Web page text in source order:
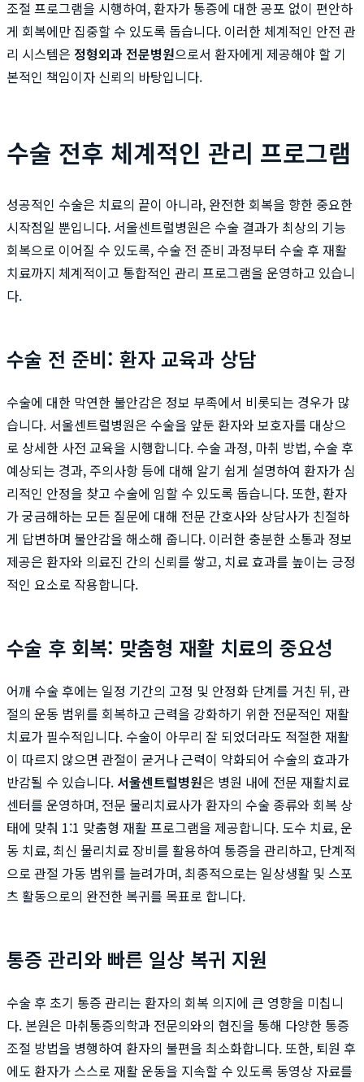
조절 프로그램을 시행하여, 환자가 통증에 대한 공포 없이 편안하
게 회복에만 집중할 수 있도록 돕습니다. 이러한 체계적인 안전 관
리 시스템은 정형외과 전문병원으로서 환자에게 제공해야 할 기
본적인 책임이자 신뢰의 바탕입니다.
수술 전후 체계적인 관리 프로그램
성공적인 수술은 치료의 끝이 아니라, 완전한 회복을 향한 중요한
시작점일 뿐입니다. 서울센트럴병원은 수술 결과가 최상의 기능
회복으로 이어질 수 있도록, 수술 전 준비 과정부터 수술 후 재활
치료까지 체계적이고 통합적인 관리 프로그램을 운영하고 있습니
다.
수술 전 준비: 환자 교육과 상담
수술에 대한 막연한 불안감은 정보 부족에서 비롯되는 경우가 많
습니다. 서울센트럴병원은 수술을 앞둔 환자와 보호자를 대상으
로 상세한 사전 교육을 시행합니다. 수술 과정, 마취 방법, 수술 후
예상되는 경과, 주의사항 등에 대해 알기 쉽게 설명하여 환자가 심
리적인 안정을 찾고 수술에 임할 수 있도록 돕습니다. 또한, 환자
가 궁금해하는 모든 질문에 대해 전문 간호사와 상담사가 친절하
게 답변하며 불안감을 해소해 줍니다. 이러한 충분한 소통과 정보
제공은 환자와 의료진 간의 신뢰를 쌓고, 치료 효과를 높이는 긍정
적인 요소로 작용합니다.
수술 후 회복: 맞춤형 재활 치료의 중요성
어깨 수술 후에는 일정 기간의 고정 및 안정화 단계를 거친 뒤, 관
절의 운동 범위를 회복하고 근력을 강화하기 위한 전문적인 재활
치료가 필수적입니다. 수술이 아무리 잘 되었더라도 적절한 재활
이 따르지 않으면 관절이 굳거나 근력이 약화되어 수술의 효과가
반감될 수 있습니다. 서울센트럴병원은 병원 내에 전문 재활치료
센터를 운영하며, 전문 물리치료사가 환자의 수술 종류와 회복 상
태에 맞춰 1:1 맞춤형 재활 프로그램을 제공합니다. 도수 치료, 운
동 치료, 최신 물리치료 장비를 활용하여 통증을 관리하고, 단계적
으로 관절 가동 범위를 늘려가며, 최종적으로는 일상생활 및 스포
츠 활동으로의 완전한 복귀를 목표로 합니다.
통증 관리와 빠른 일상 복귀 지원
수술 후 초기 통증 관리는 환자의 회복 의지에 큰 영향을 미칩니
다. 본원은 마취통증의학과 전문의와의 협진을 통해 다양한 통증
조절 방법을 병행하여 환자의 불편을 최소화합니다. 또한, 퇴원 후
에도 환자가 스스로 재활 운동을 지속할 수 있도록 동영상 자료를